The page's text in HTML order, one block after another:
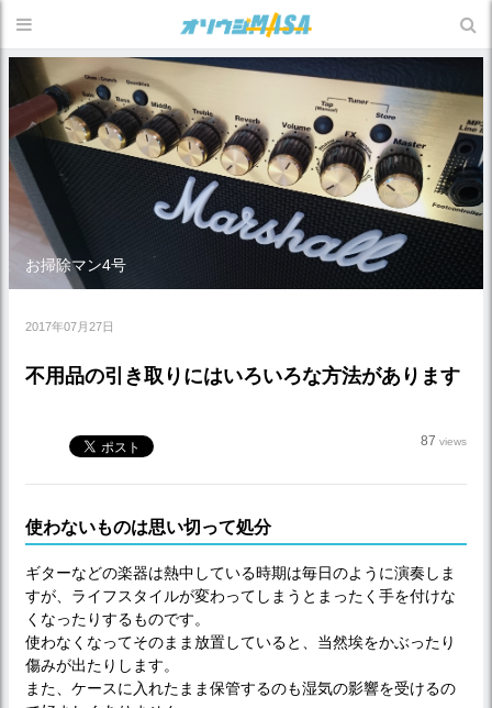
お掃除マン4号
2017年07月27日
不用品の引き取りにはいろいろな方法があります
87 views
使わないものは思い切って処分
ギターなどの楽器は熱中している時期は毎日のように演奏しま
すが、ライフスタイルが変わってしまうとまったく手を付けな
くなったりするものです。
使わなくなってそのまま放置していると、当然埃をかぶったり
傷みが出たりします。
また、ケースに入れたまま保管するのも湿気の影響を受けるの